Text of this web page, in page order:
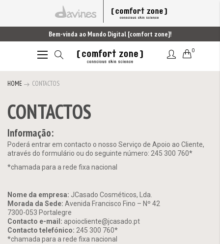
Bem-vinda ao Mundo Digital [comfort zone]!
Alternar
0
HOME CONTACTOS
CONTACTOS
Informação:
Poderá entrar em contacto o nosso Serviço de Apoio ao Cliente,
através do formulário ou do seguinte número: 245 300 760*
*chamada para a rede fixa nacional
Nome da empresa: JCasado Cosméticos, Lda.
Morada da Sede: Avenida Francisco Fino – Nº 42
7300-053 Portalegre
Contacto e-mail: apoiocliente@jcasado.pt
Contacto telefónico: 245 300 760*
*chamada para a rede fixa nacional